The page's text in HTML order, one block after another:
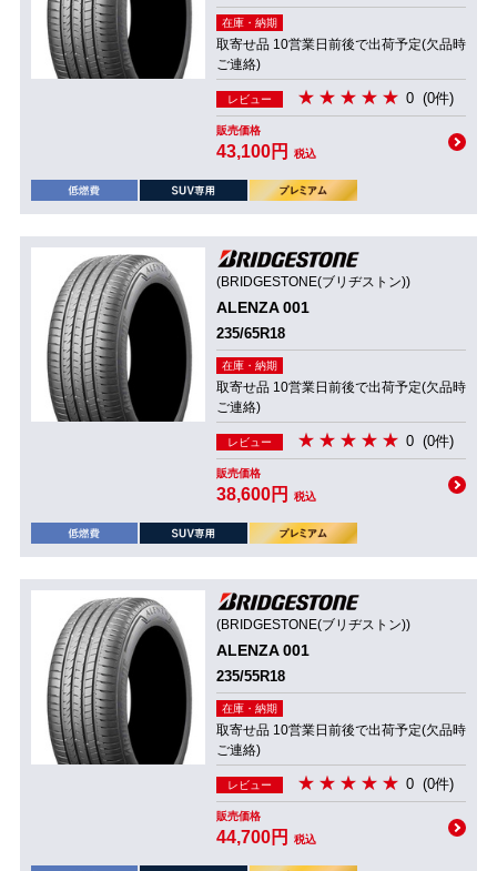
在庫・納期
取寄せ品 10営業日前後で出荷予定(欠品時
ご連絡)
レビュー 0 (0件)
販売価格
43,100円 税込
(BRIDGESTONE(ブリヂストン))
ALENZA 001
235/65R18
在庫・納期
取寄せ品 10営業日前後で出荷予定(欠品時
ご連絡)
レビュー 0 (0件)
販売価格
38,600円 税込
(BRIDGESTONE(ブリヂストン))
ALENZA 001
235/55R18
在庫・納期
取寄せ品 10営業日前後で出荷予定(欠品時
ご連絡)
レビュー 0 (0件)
販売価格
44,700円 税込